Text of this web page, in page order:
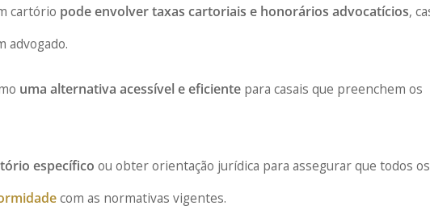
cartório pode envolver taxas cartoriais e honorários advocatícios,
advogado.
uma alternativa acessível e eficiente para casais que preenchem os
específico ou obter orientação jurídica para assegurar que todos os
com as normativas vigentes.